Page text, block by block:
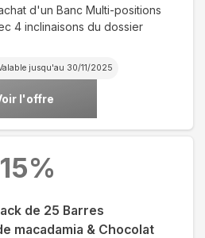
d'un Banc Multi-positions
4 inclinaisons du dossier
jusqu'au 30/11/2025
l'offre
de 25 Barres
macadamia & Chocolat
15%